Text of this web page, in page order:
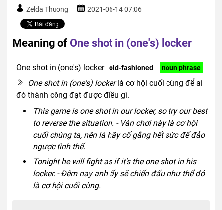
Zelda Thuong 2021-06-14 07:06
Meaning of One shot in (one's) locker
One shot in (one's) locker old-fashioned noun phrase
One shot in (one's) lockerlà cơ hội cuối cùng để ai
đó thành công đạt được điều gì.
This game is one shot in our locker, so try our best
to reverse the situation. - Ván chơi này là cơ hội
cuối chúng ta, nên là hãy cố gắng hết sức để đảo
ngược tình thế.
Tonight he will fight as if it's the one shot in his
locker. - Đêm nay anh ấy sẽ chiến đấu như thể đó
là cơ hội cuối cùng.